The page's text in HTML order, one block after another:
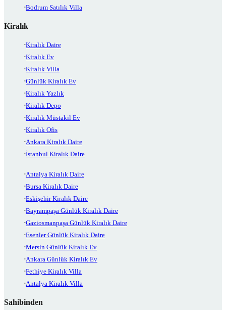
Bodrum Satılık Villa
Kiralık
Kiralık Daire
Kiralık Ev
Kiralık Villa
Günlük Kiralık Ev
Kiralık Yazlık
Kiralık Depo
Kiralık Müstakil Ev
Kiralık Ofis
Ankara Kiralık Daire
İstanbul Kiralık Daire
Antalya Kiralık Daire
Bursa Kiralık Daire
Eskişehir Kiralık Daire
Bayrampaşa Günlük Kiralık Daire
Gaziosmanpaşa Günlük Kiralık Daire
Esenler Günlük Kiralık Daire
Mersin Günlük Kiralık Ev
Ankara Günlük Kiralık Ev
Fethiye Kiralık Villa
Antalya Kiralık Villa
Sahibinden